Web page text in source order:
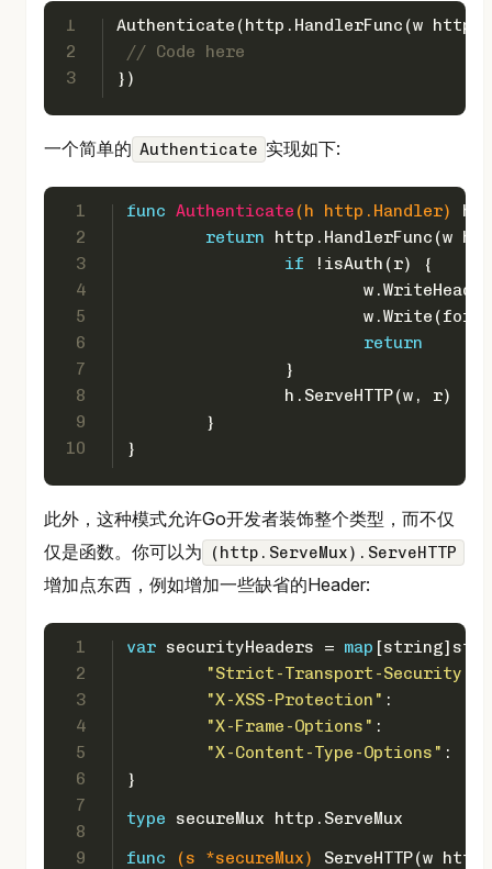
1
2
3
Authenticate(http.HandlerFunc(w
// Code here
})
一个简单的 Authenticate 实现如下:
1
2
3
4
5
6
7
8
9
10
func Authenticate (h http.Handler)
return http.HandlerFunc(w
if !isAuth(r) {
return
		}
		h.ServeHTTP(w, r)
	}
}
此外，这种模式允许Go开发者装饰整个类型，而不仅
仅是函数。你可以为
(http.ServeMux).ServeHTTP
增加点东西，例如增加一些缺省的Header:
1
2
3
4
5
6
7
8
9
var securityHeaders = map [string]
"Strict-Transport-Security"
"X-XSS-Protection" :
"X-Frame-Options" :
"X-Content-Type-Options" :
}
type secureMux http.ServeMux
func
(s *secureMux)
ServeHTTP(w